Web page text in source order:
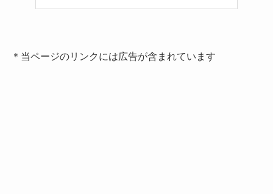
＊当ページのリンクには広告が含まれています